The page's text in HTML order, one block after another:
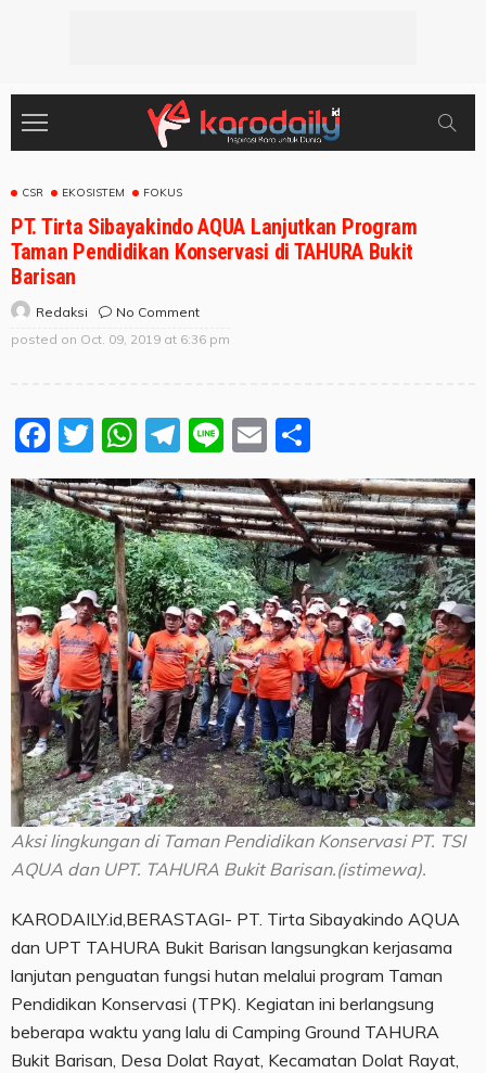
CSR EKOSISTEM FOKUS
PT. Tirta Sibayakindo AQUA Lanjutkan Program
Taman Pendidikan Konservasi di TAHURA Bukit
Barisan
Redaksi
No Comment
posted on Oct. 09, 2019 at 6:36 pm
Facebook
Twitter
WhatsApp
Telegram
LineEmail
Aksi lingkungan di Taman Pendidikan Konservasi PT. TSI
AQUA dan UPT. TAHURA Bukit Barisan.(istimewa).
KARODAILY.id,BERASTAGI- PT. Tirta Sibayakindo AQUA
dan UPT TAHURA Bukit Barisan langsungkan kerjasama
lanjutan penguatan fungsi hutan melalui program Taman
Pendidikan Konservasi (TPK). Kegiatan ini berlangsung
beberapa waktu yang lalu di Camping Ground TAHURA
Bukit Barisan, Desa Dolat Rayat, Kecamatan Dolat Rayat,